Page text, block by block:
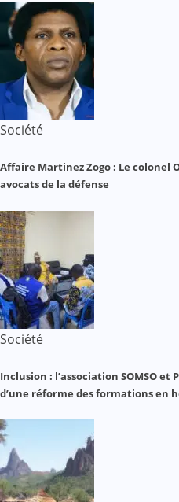
Société
Affaire Martinez Zogo : Le colonel
avocats de la défense
Société
Inclusion : l’association SOMSO
d’une réforme des formations en